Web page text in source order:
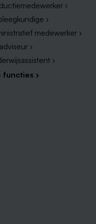
›
›
medewerker ›
›
›
functies ›